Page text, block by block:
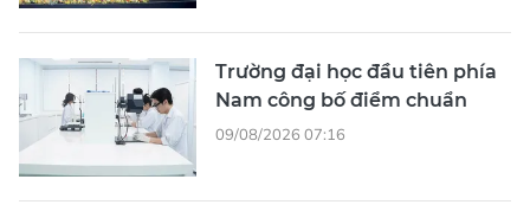
Trường đại học đầu tiên phía
Nam công bố điểm chuẩn
09/08/2026 07:16